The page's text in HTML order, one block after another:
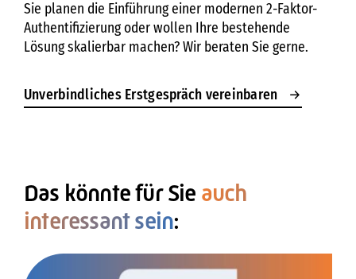
Sie planen die Einführung einer modernen 2-Faktor-
Authentifizierung oder wollen Ihre bestehende
Lösung skalierbar machen? Wir beraten Sie gerne.
Unverbindliches Erstgespräch vereinbaren
Das könnte für Sie auch
interessant sein: